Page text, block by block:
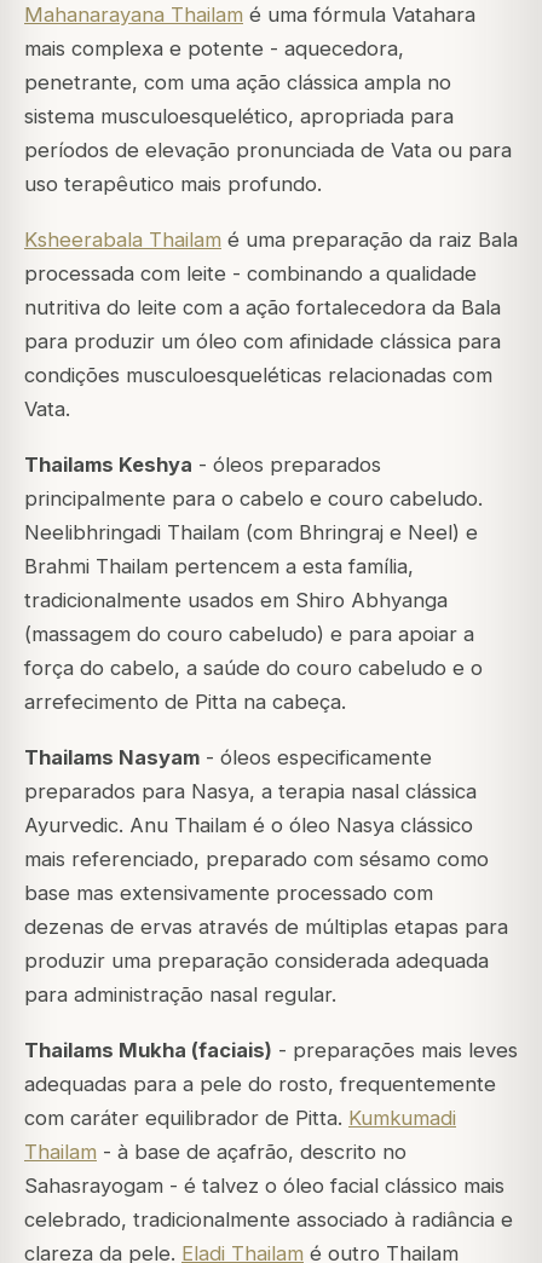
Mahanarayana Thailam é uma fórmula Vatahara
mais complexa e potente - aquecedora,
penetrante, com uma ação clássica ampla no
sistema musculoesquelético, apropriada para
períodos de elevação pronunciada de Vata ou para
uso terapêutico mais profundo.
Ksheerabala Thailam é uma preparação da raiz Bala
processada com leite - combinando a qualidade
nutritiva do leite com a ação fortalecedora da Bala
para produzir um óleo com afinidade clássica para
condições musculoesqueléticas relacionadas com
Vata.
Thailams Keshya - óleos preparados
principalmente para o cabelo e couro cabeludo.
Neelibhringadi Thailam (com Bhringraj e Neel) e
Brahmi Thailam pertencem a esta família,
tradicionalmente usados em Shiro Abhyanga
(massagem do couro cabeludo) e para apoiar a
força do cabelo, a saúde do couro cabeludo e o
arrefecimento de Pitta na cabeça.
Thailams Nasyam - óleos especificamente
preparados para Nasya, a terapia nasal clássica
Ayurvedic. Anu Thailam é o óleo Nasya clássico
mais referenciado, preparado com sésamo como
base mas extensivamente processado com
dezenas de ervas através de múltiplas etapas para
produzir uma preparação considerada adequada
para administração nasal regular.
Thailams Mukha (faciais) - preparações mais leves
adequadas para a pele do rosto, frequentemente
com caráter equilibrador de Pitta. Kumkumadi
Thailam - à base de açafrão, descrito no
Sahasrayogam - é talvez o óleo facial clássico mais
celebrado, tradicionalmente associado à radiância e
clareza da pele. Eladi Thailam é outro Thailam